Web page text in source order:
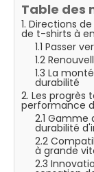
Table des
1. Directions
de t-shirts à
1.1 Passer
1.2
1.3 La
durabilité
2. Les progrès
performance
2.1
durabilité
2.2
à grande
2.3